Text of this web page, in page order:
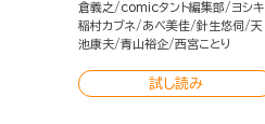
倉義之
comicタント編集部
ヨシキ
稲村カブネ
あべ美佳 針生悠伺
天
池康夫 青山裕企 西宮ことり
試し読み